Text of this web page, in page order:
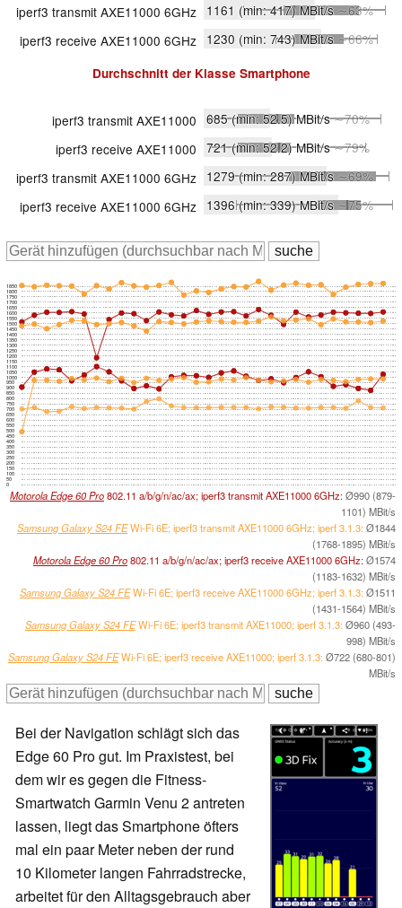
iperf3 transmit AXE11000 6GHz 1161 (min: 417)MBit/s∼63%
iperf3 receive AXE11000 6GHz 1230 (min: 743)MBit/s∼66%
Durchschnitt der Klasse Smartphone
iperf3 transmit AXE11000 685(min: 52.5)MBit/s∼70%
iperf3 receive AXE11000 721(min: 52.2)MBit/s∼79%
iperf3 transmit AXE11000 6GHz 1279(min: 287)MBit/s∼69%
iperf3 receive AXE11000 6GHz 1396(min: 339)MBit/s∼75%
0
50
100
150
200
250
300
350
400
450
500
550
600
650
700
750
800
850
900
950
1000
1050
1100
1150
1200
1250
1300
1350
1400
1450
1500
1550
1600
1650
1700
1750
1800
1850
Motorola Edge 60 Pro802.11 a/b/g/n/ac/ax; iperf3 transmit AXE11000 6GHz:Ø990 (879-
1101) MBit/s
Samsung Galaxy S24 FEWi-Fi 6E; iperf3 transmit AXE11000 6GHz; iperf 3.1.3:Ø1844
(1768-1895) MBit/s
Motorola Edge 60 Pro802.11 a/b/g/n/ac/ax; iperf3 receive AXE11000 6GHz:Ø1574
(1183-1632) MBit/s
Samsung Galaxy S24 FEWi-Fi 6E; iperf3 receive AXE11000 6GHz; iperf 3.1.3:Ø1511
(1431-1564) MBit/s
Samsung Galaxy S24 FEWi-Fi 6E; iperf3 transmit AXE11000; iperf 3.1.3:Ø960 (493-
998) MBit/s
Samsung Galaxy S24 FEWi-Fi 6E; iperf3 receive AXE11000; iperf 3.1.3:Ø722 (680-801)
MBit/s
Bei der Navigation schlägt sich das
Edge 60 Pro gut. Im Praxistest, bei
dem wir es gegen die Fitness-
Smartwatch Garmin Venu 2 antreten
lassen, liegt das Smartphone öfters
mal ein paar Meter neben der rund
10 Kilometer langen Fahrradstrecke,
arbeitet für den Alltagsgebrauch aber